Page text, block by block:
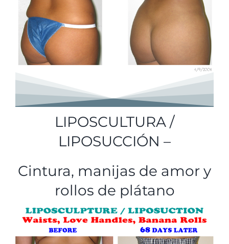
LIPOSCULTURA /
LIPOSUCCIÓN –
Cintura, manijas de amor y
rollos de plátano